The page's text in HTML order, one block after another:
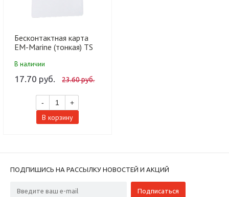
Бесконтактная карта
EM-Marine (тонкая) TS
В наличии
17.70 руб. 23.60 руб.
- +
В корзину
ПОДПИШИСЬ НА РАССЫЛКУ НОВОСТЕЙ И АКЦИЙ